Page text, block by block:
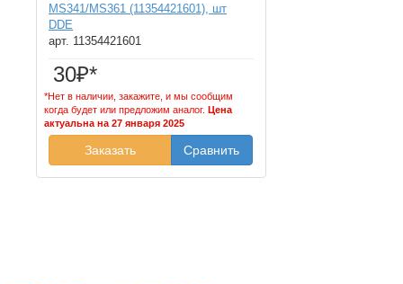
MS341/MS361 (11354421601), шт
DDE
арт. 11354421601
30₽*
*Нет в наличии, закажите, и мы сообщим
когда будет или предложим аналог. Цена
актуальна на 27 января 2025
Заказать Сравнить